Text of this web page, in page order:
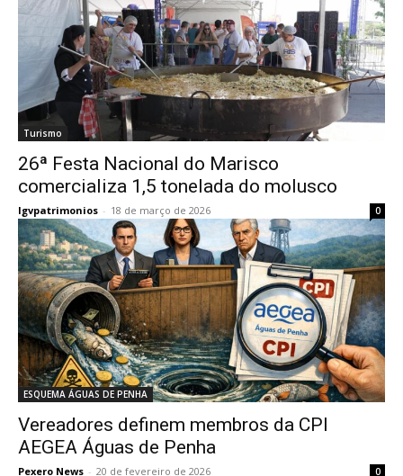
Turismo
26ª Festa Nacional do Marisco
comercializa 1,5 tonelada do molusco
lgvpatrimonios - 18 de março de 2026 0
ESQUEMA ÁGUAS DE PENHA
Vereadores definem membros da CPI
AEGEA Águas de Penha
Pexero News - 20 de fevereiro de 2026 0